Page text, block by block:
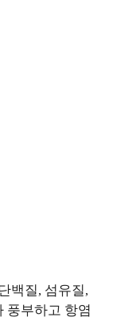
백질, 섬유질,
풍부하고 항염